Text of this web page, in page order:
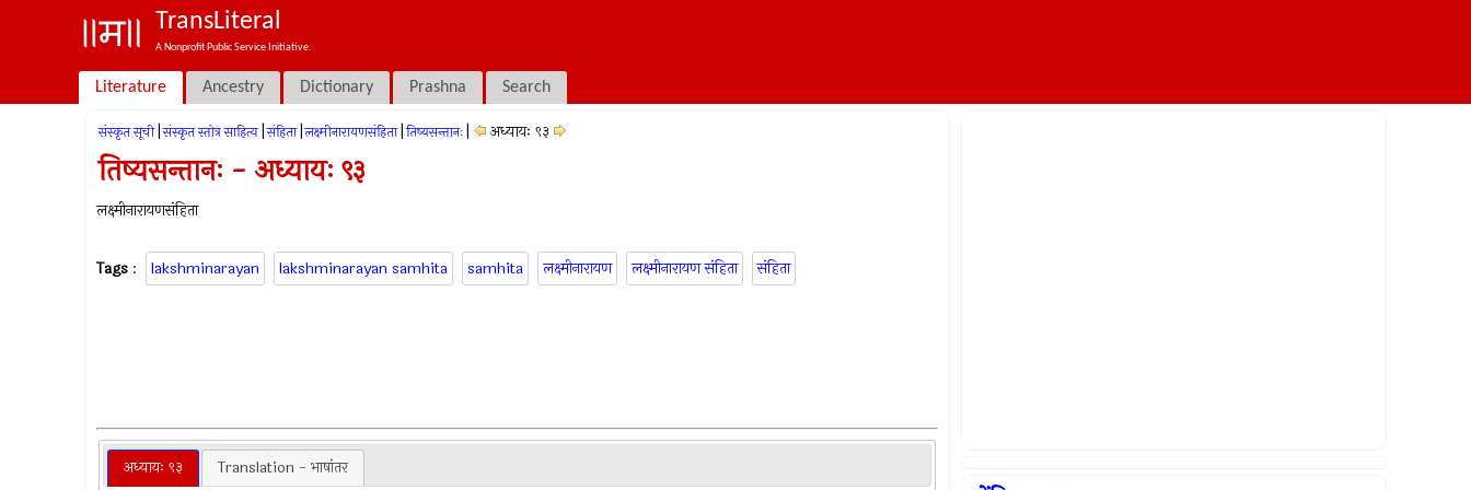
TransLiteral
A Nonprofit Public Service Initiative.
Literature Ancestry Dictionary Prashna Search
संस्कृत सूची संस्कृत स्तोत्र साहित्य संहिता लक्ष्मीनारायणसंहिता तिष्यसन्तानः अध्यायः ९३
तिष्यसन्तानः - अध्यायः ९३
लक्ष्मीनारायणसंहिता
Tags : lakshminarayan lakshminarayan samhita samhita लक्ष्मीनारायण लक्ष्मीनारायण संहिता संहिता
अध्यायः ९३ Translation - भाषांतर